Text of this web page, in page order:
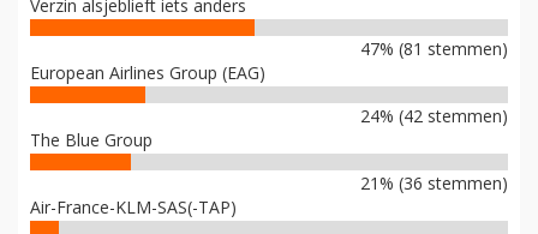
Verzin alsjeblieft iets anders
47% (81 stemmen)
European Airlines Group (EAG)
24% (42 stemmen)
The Blue Group
21% (36 stemmen)
Air-France-KLM-SAS(-TAP)